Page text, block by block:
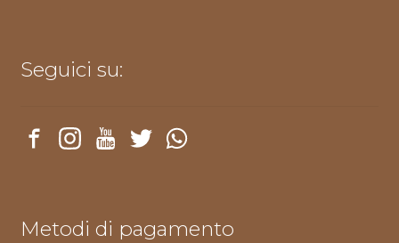
Seguici su:
Metodi di pagamento